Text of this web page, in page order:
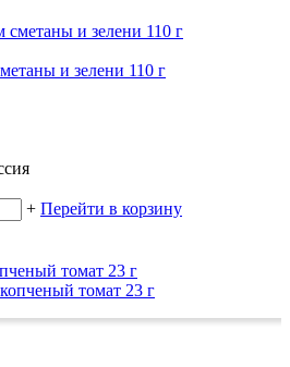
и зелени 110 г
+ Перейти в корзину
томат 23 г